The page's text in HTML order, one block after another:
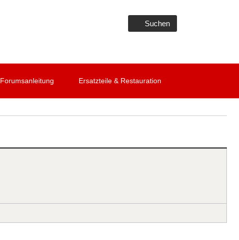
Suchen
Forumsanleitung Ersatzteile & Restauration